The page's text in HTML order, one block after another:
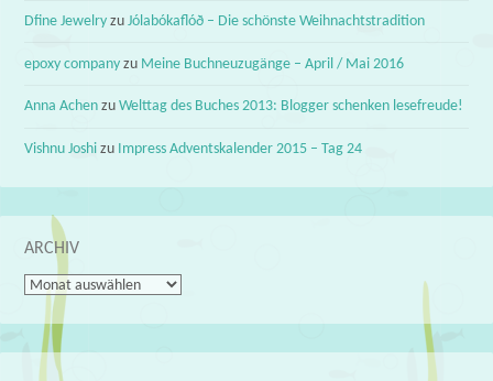
Dfine Jewelry zuJólabókaflóð – Die schönste Weihnachtstradition
epoxy company zu Meine Buchneuzugänge – April / Mai 2016
Anna Achen zuWelttag des Buches 2013: Blogger schenken lesefreude!
Vishnu Joshi zu Impress Adventskalender 2015 – Tag 24
ARCHIV
Archiv